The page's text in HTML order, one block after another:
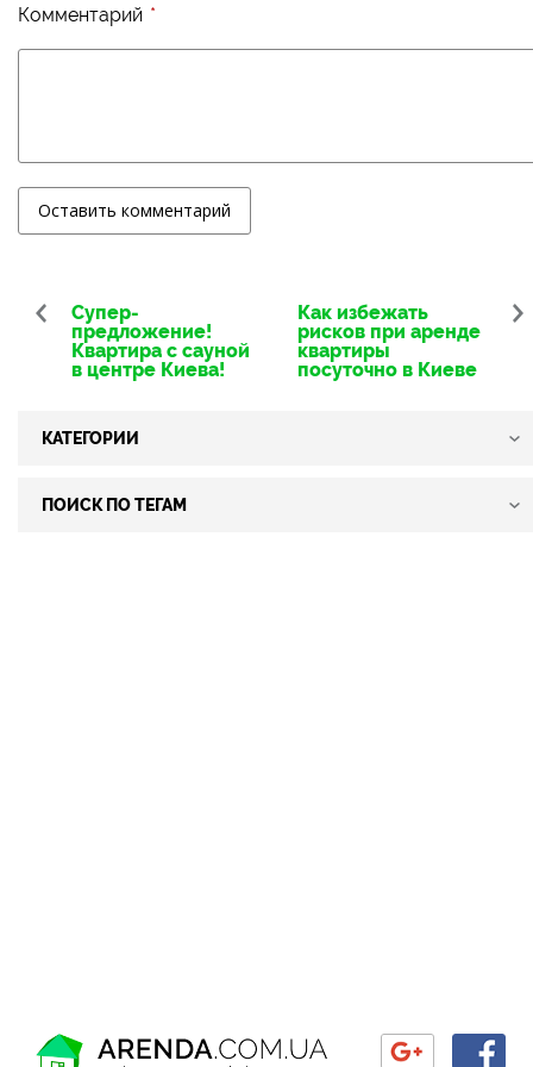
Комментарий
Оставить комментарий
Супер-
предложение!
Квартира с сауной
в центре Киева!
Как избежать
рисков при аренде
квартиры
посуточно в Киеве
КАТЕГОРИИ
Интересные места Киева
ПОИСК ПО ТЕГАМ